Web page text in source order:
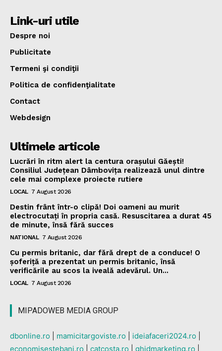
Link-uri utile
Despre noi
Publicitate
Termeni şi condiţii
Politica de confidenţialitate
Contact
Webdesign
Ultimele articole
Lucrări în ritm alert la centura orașului Găești!
Consiliul Județean Dâmbovița realizează unul dintre
cele mai complexe proiecte rutiere
LOCAL 7 August 2026
Destin frânt într-o clipă! Doi oameni au murit
electrocutați în propria casă. Resuscitarea a durat 45
de minute, însă fără succes
NATIONAL 7 August 2026
Cu permis britanic, dar fără drept de a conduce! O
șoferiță a prezentat un permis britanic, însă
verificările au scos la iveală adevărul. Un...
LOCAL 7 August 2026
MIPADOWEB MEDIA GROUP
dbonline.ro mamicitargoviste.ro ideiafaceri2024.ro
economisestebani.ro
catcosta.ro ghidmarketing.ro